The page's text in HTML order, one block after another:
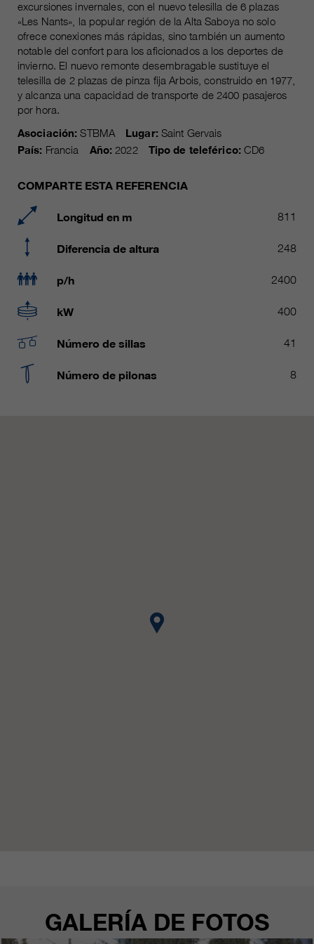
excursiones invernales, con el nuevo telesilla de 6 plazas
«Les Nants», la popular región de la Alta Saboya no solo
ofrece conexiones más rápidas, sino también un aumento
notable del confort para los aficionados a los deportes de
invierno. El nuevo remonte desembragable sustituye el
telesilla de 2 plazas de pinza fija Arbois, construido en 1977,
y alcanza una capacidad de transporte de 2400 pasajeros
por hora.
Asociación: STBMA Lugar:Saint Gervais
País: Francia Año: 2022 Tipo de teleférico:CD6
COMPARTE ESTA REFERENCIA
Longitud en m 811
Diferencia de altura 248
p/h 2400
kW 400
Número de sillas 41
Número de pilonas 8
GALERÍA DE FOTOS
fin
Usado para proteger contra el
spam causado por los spam-bots.
Name cookie_optin
proveedor
duración 30 días
fin
cookie seleccionada por el
Name
__utmc, __utmd, __utmz
proveedor Google Analytics
duración
Mehrere - variieren zwischen 2
Jahren und 6 Monaten oder noch
kürzer.
Estas cookies son utilizadas por
Google Analytics para recopilar
uso, incluida información personal
privacy. que nos ayudan a mejorar